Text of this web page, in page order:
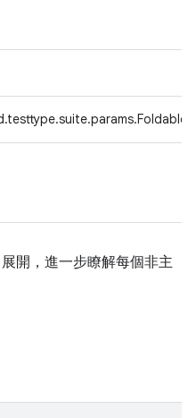
展開，進一步瞭解每個非主